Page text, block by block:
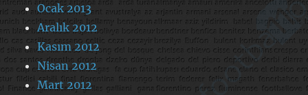
Ocak 2013
Aralık 2012
Kasım 2012
Nisan 2012
Mart 2012